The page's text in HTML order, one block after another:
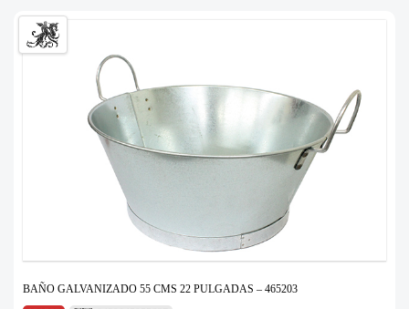
BAÑO GALVANIZADO 55 CMS 22 PULGADAS – 465203